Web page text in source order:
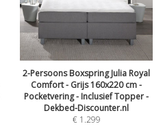
2-Persoons Boxspring Julia Royal
Comfort - Grijs 160x220 cm -
Pocketvering - Inclusief Topper -
Dekbed-Discounter.nl
€ 1.299